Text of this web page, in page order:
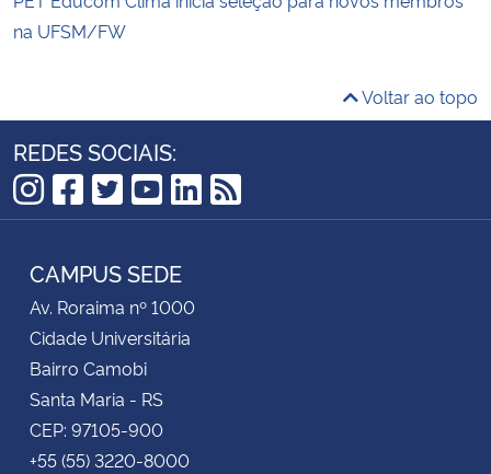
na UFSM/FW
Voltar ao topo
REDES SOCIAIS:
Instagram
Facebook
Twitter
YouTube
LinkedIn
RSS
CAMPUS SEDE
Av. Roraima nº 1000
Cidade Universitária
Bairro Camobi
Santa Maria - RS
CEP: 97105-900
+55 (55) 3220-8000